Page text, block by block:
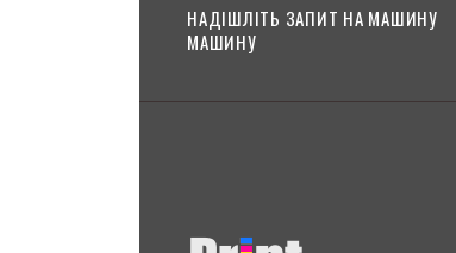
НАДІШЛІТЬ ЗАПИТ НА МАШИНУ
МАШИНУ